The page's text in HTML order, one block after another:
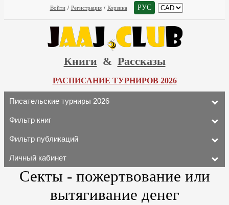
Войти / Регистрация / Корзина РУС
Книги & Рассказы
РАСПИСАНИЕ ТУРНИРОВ 2026
Писательские турниры 2026
Фильтр книг
Фильтр публикаций
Личный кабинет
Секты - пожертвование или
вытягивание денег